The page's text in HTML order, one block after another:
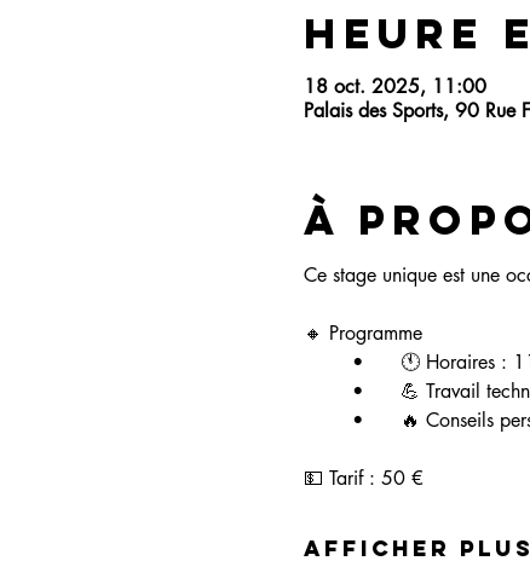
Heure
18 oct. 2025, 11:00
Palais des Sports, 90 Rue
À
Ce stage unique est une
🔸 Programme
•	🕚 Horaires
•	💪 Travail
•	🔥 Conseils
💵 Tarif : 50 €
Afficher plus